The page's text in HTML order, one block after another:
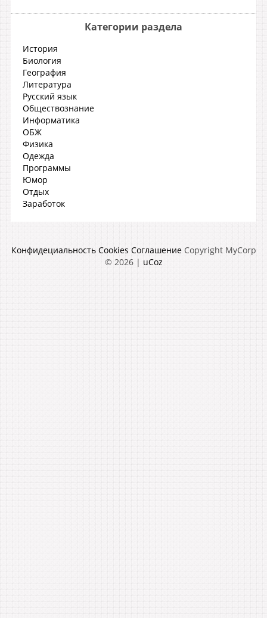
Категории раздела
История
Биология
География
Литература
Русский язык
Обществознание
Информатика
ОБЖ
Физика
Одежда
Программы
Юмор
Отдых
Заработок
Конфидециальность Cookies Соглашение Copyright MyCorp
© 2026| uCoz